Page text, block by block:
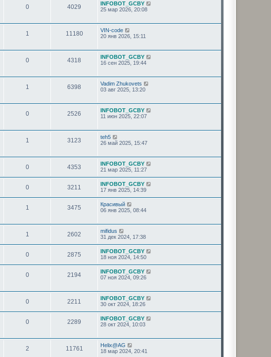
0 4029
INFOBOT_GCBY
25 мар 2026, 20:08
1 11180
VIN-code
20 янв 2026, 15:11
0 4318
INFOBOT_GCBY
16 сен 2025, 19:44
1 6398
Vadim Zhukovets
03 авг 2025, 13:20
0 2526
INFOBOT_GCBY
11 июн 2025, 22:07
1 3123
teh5
26 май 2025, 15:47
0 4353
INFOBOT_GCBY
21 мар 2025, 11:27
0 3211
INFOBOT_GCBY
17 янв 2025, 14:39
1 3475
Красивый
06 янв 2025, 08:44
1 2602
mifidus
31 дек 2024, 17:38
0 2875
INFOBOT_GCBY
18 ноя 2024, 14:50
0 2194
INFOBOT_GCBY
07 ноя 2024, 09:26
0 2211
INFOBOT_GCBY
30 окт 2024, 18:26
0 2289
INFOBOT_GCBY
28 окт 2024, 10:03
2 11761
Helix@AG
18 мар 2024, 20:41